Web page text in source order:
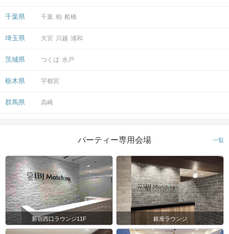
千葉県 千葉 柏 船橋
埼玉県 大宮 川越 浦和
茨城県 つくば 水戸
栃木県 宇都宮
群馬県 高崎
パーティー専用会場 一覧
新宿西口ラウンジ11F 銀座ラウンジ